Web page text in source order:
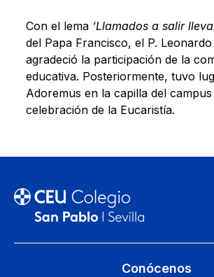
Con el lema ‘Llamados a salir
del Papa Francisco, el P.
agradeció la participación de la
educativa. Posteriormente, tuvo
Adoremus en la capilla del
celebración de la Eucaristía.
Conócenos